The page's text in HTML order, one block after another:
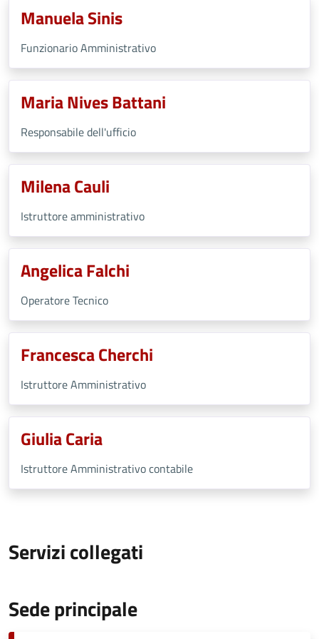
Manuela Sinis
Funzionario Amministrativo
Maria Nives Battani
Responsabile dell'ufficio
Milena Cauli
Istruttore amministrativo
Angelica Falchi
Operatore Tecnico
Francesca Cherchi
Istruttore Amministrativo
Giulia Caria
Istruttore Amministrativo contabile
Servizi collegati
Sede principale